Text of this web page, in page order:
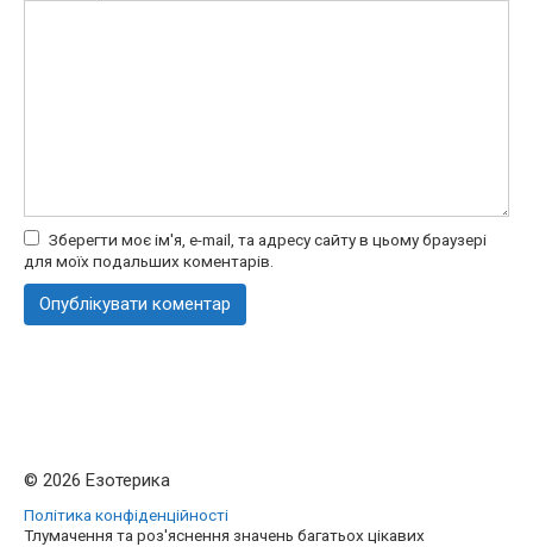
Зберегти моє ім'я, e-mail, та адресу сайту в цьому браузері
для моїх подальших коментарів.
© 2026 Езотерика
Політика конфіденційності
Тлумачення та роз'яснення значень багатьох цікавих